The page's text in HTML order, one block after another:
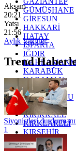
GÜMÜŞHANE
GİRESUN
HAKKARİ
HATAY
ISPARTA
IĞDIR
KARABÜK
KARAMAN
KARS
KASTAMONU
KAYSERİ
KIRIKKALE
KIRKLARELİ
KIRŞEHİR
KOCAELİ
KONYA
Akşam
20:21
Yatsı
21:56
Aylık Vakitler
Trend
Siyonistleri
1